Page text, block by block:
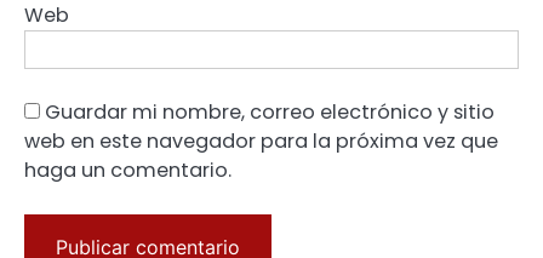
Web
Guardar mi nombre, correo electrónico y sitio
web en este navegador para la próxima vez que
haga un comentario.